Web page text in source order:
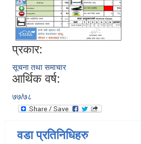
प्रकार:
सूचना तथा समाचार
आर्थिक वर्ष:
७७/७८
वडा प्रतिनिधिहरु